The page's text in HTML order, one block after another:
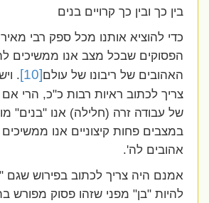
בין כך ובין כך קרויים בנים
כדי להוציא אותנו מכל ספק רבי מאיר
הפסוקים שבכל מצב אנו ממשיכים
האהובים של ריבונו של עולם[10]. ויש
צריך לכתוב ראיות רבות כ"כ, הרי
של עבודה זרה (חלילה) אנו "בנים"
במצבים פחות קיצוניים אנו ממשיכים
אהובים לה'.
אמנם היה צריך לכתוב בפירוש שגם
להיות "בן" מפני שזהו פסוק מפורש